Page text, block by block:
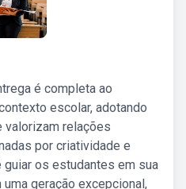
é completa ao
escolar, adotando
valorizam relações
por criatividade e
os estudantes em sua
geração excepcional,